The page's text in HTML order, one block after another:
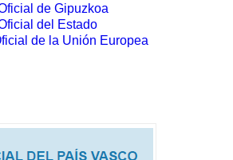
de Gipuzkoa
del Estado
de la Unión Europea